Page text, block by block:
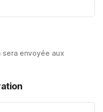
envoyée aux